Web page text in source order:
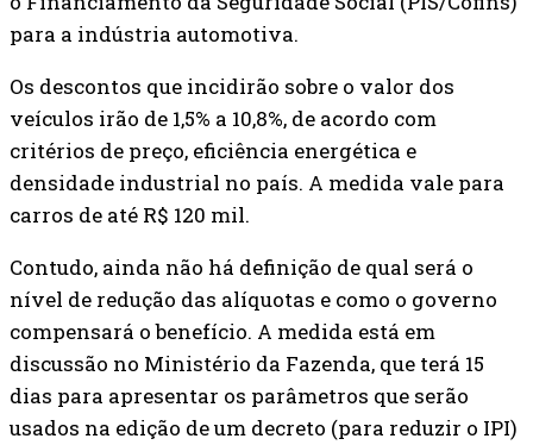
para a indústria automotiva.
Os descontos que incidirão sobre o valor dos
veículos irão de 1,5% a 10,8%, de acordo com
critérios de preço, eficiência energética e
densidade industrial no país. A medida vale para
carros de até R$ 120 mil.
Contudo, ainda não há definição de qual será o
nível de redução das alíquotas e como o governo
compensará o benefício. A medida está em
discussão no Ministério da Fazenda, que terá 15
dias para apresentar os parâmetros que serão
usados na edição de um decreto (para reduzir o IPI)